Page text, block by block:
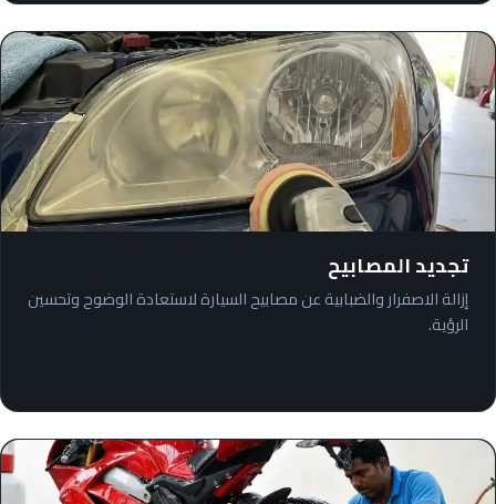
تجديد المصابيح
إزالة الاصفرار والضبابية عن مصابيح السيارة لاستعادة الوضوح وتحسين
الرؤية.